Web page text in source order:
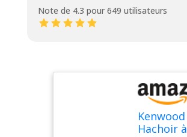
Note de 4.3 pour 649 utilisateurs
Kenwood
Hachoir à